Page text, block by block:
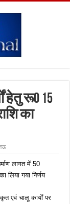
हेतु रू0 15
का
लागत में 50
लिया गया निर्णय
एवं चालू कार्यों पर